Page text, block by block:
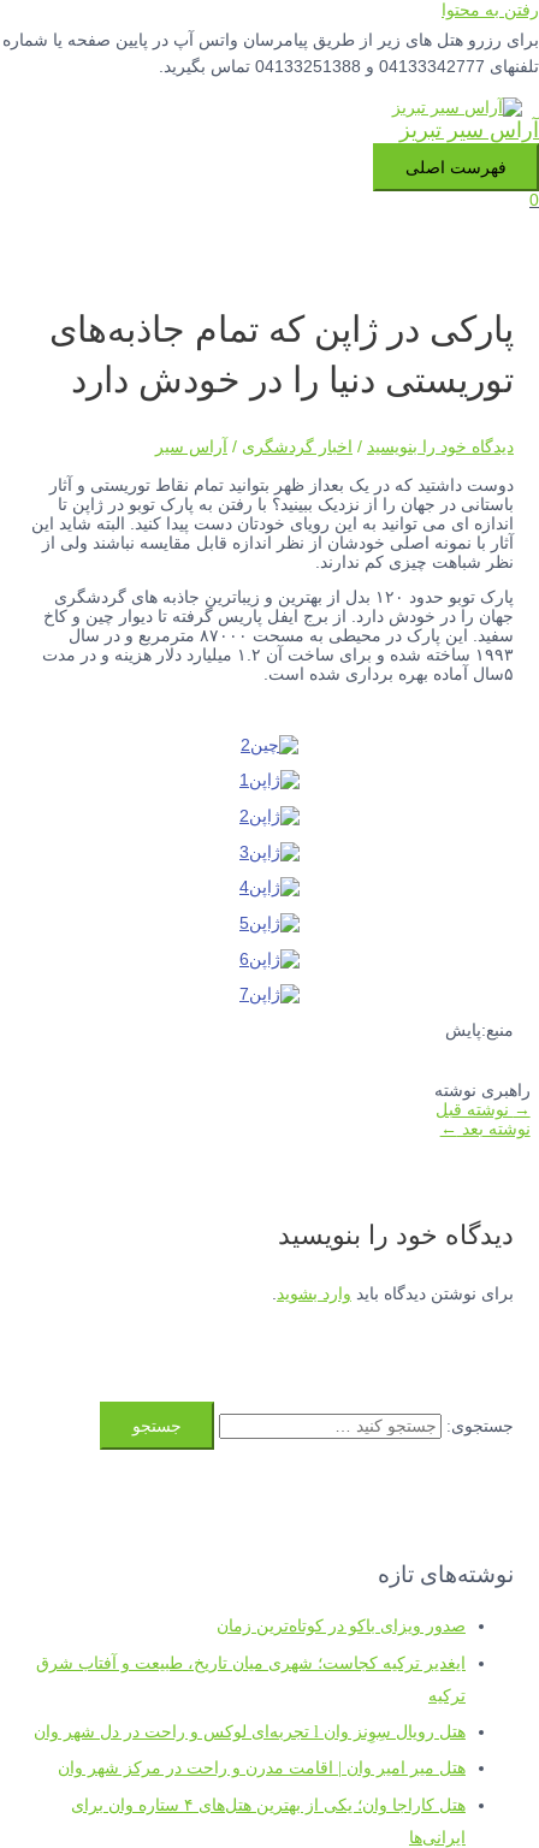
رفتن به محتوا
برای رزرو هتل های زیر از طریق پیامرسان واتس آپ در پایین صفحه یا شماره
تلفنهای 04133342777 و 04133251388 تماس بگیرید.
آراس سیر تبریز
فهرست اصلی
0
پارکی در ژاپن که تمام جاذبه‌های
توریستی دنیا را در خودش دارد
دیدگاه‌ خود را بنویسید / اخبار گردشگری / آراس سیر
دوست داشتید که در یک بعداز ظهر بتوانید تمام نقاط توریستی و آثار
باستانی در جهان را از نزدیک ببینید؟ با رفتن به پارک توبو در ژاپن تا
اندازه ای می توانید به این رویای خودتان دست پیدا کنید. البته شاید این
آثار با نمونه اصلی خودشان از نظر اندازه قابل مقایسه نباشند ولی از
نظر شباهت چیزی کم ندارند.
پارک توبو حدود ۱۲۰ بدل از بهترین و زیباترین جاذبه های گردشگری
جهان را در خودش دارد. از برج ایفل پاریس گرفته تا دیوار چین و کاخ
سفید. این پارک در محیطی به مسحت ۸۷۰۰۰ مترمربع و در سال
۱۹۹۳ ساخته شده و برای ساخت آن ۱.۲ میلیارد دلار هزینه و در مدت
۵سال آماده بهره برداری شده است.
منبع:پایش
راهبری نوشته
→ نوشته قبل
نوشته بعد ←
دیدگاه‌ خود را بنویسید
برای نوشتن دیدگاه باید وارد بشوید.
جستجوی:
نوشته‌های تازه
صدور ویزای باکو در کوتاه‌ترین زمان
ایغدیر ترکیه کجاست؛ شهری میان تاریخ، طبیعت و آفتاب شرق
ترکیه
هتل رویال سِوِنز وان l تجربه‌ای لوکس و راحت در دل شهر وان
هتل میر امیر وان | اقامت مدرن و راحت در مرکز شهر وان
هتل کاراجا وان؛ یکی از بهترین هتل‌های ۴ ستاره وان برای
ایرانی‌ها